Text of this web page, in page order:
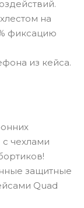
на
фиксацию
из кейса.
чехлами
защитные
Quad